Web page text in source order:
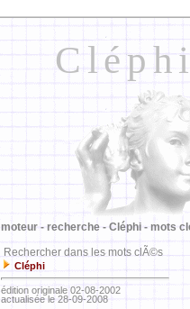
moteur - recherche - Cléphi - mots
Rechercher dans les mots clÃ©s
Cléphi
édition originale 02-08-2002
actualisée le 28-09-2008